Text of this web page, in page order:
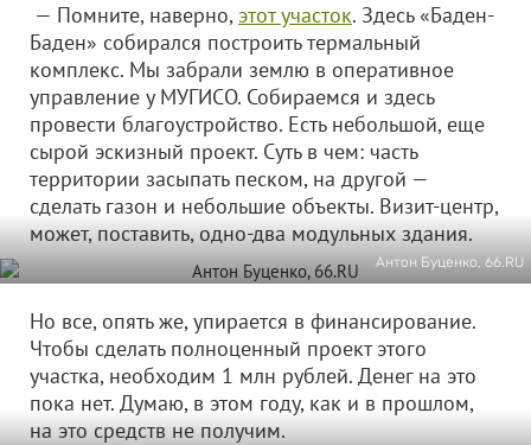
— Помните, наверно, этот участок. Здесь «Баден-
Баден» собирался построить термальный
комплекс. Мы забрали землю в оперативное
управление у МУГИСО. Собираемся и здесь
провести благоустройство. Есть небольшой, еще
сырой эскизный проект. Суть в чем: часть
территории засыпать песком, на другой —
сделать газон и небольшие объекты. Визит-центр,
может, поставить, одно-два модульных здания.
Антон Буценко, 66.RU
Но все, опять же, упирается в финансирование.
Чтобы сделать полноценный проект этого
участка, необходим 1 млн рублей. Денег на это
пока нет. Думаю, в этом году, как и в прошлом,
на это средств не получим.